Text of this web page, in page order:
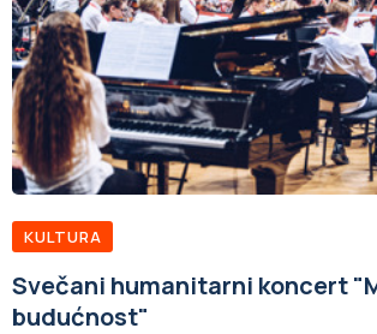
KULTURA
Svečani humanitarni koncert
budućnost"